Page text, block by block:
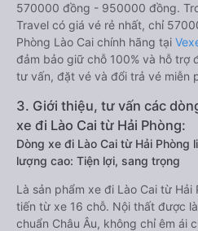
570000 đồng - 950000 đồng.
Travel có giá vé rẻ nhất, chỉ
Phòng Lào Cai chính hãng tại
đảm bảo giữ chỗ 100% và hỗ trợ
tư vấn, đặt vé và đổi trả vé miễn
3. Giới thiệu, tư vấn các
xe đi Lào Cai từ Hải Phòng:
Dòng xe đi Lào Cai từ Hải Phòng
lượng cao: Tiện lợi, sang trọng
Là sản phẩm xe đi Lào Cai từ Hải
tiến từ xe 16 chỗ. Nội thất được
chuẩn Châu Âu, không chỉ êm ái